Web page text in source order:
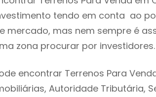
tendo em conta ao
mercado, mas nem sempre é
zona procurar por investidores.
encontrar Terrenos Para
Autoridade Tributária,